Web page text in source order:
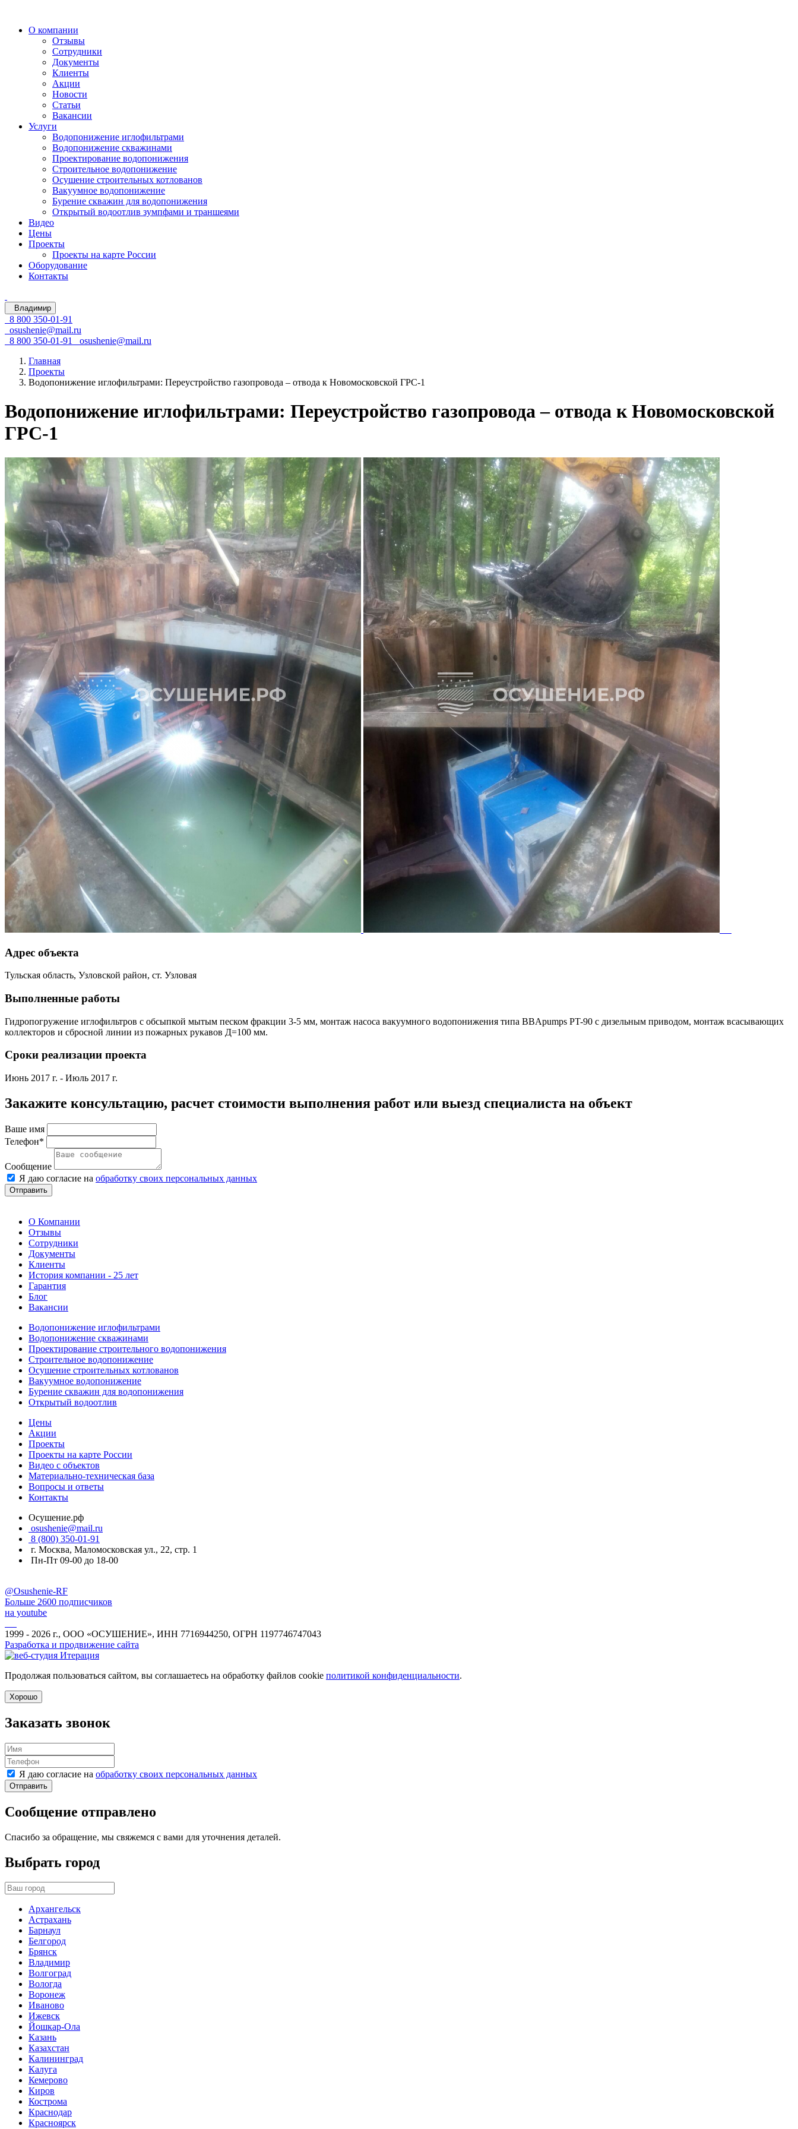
О компании
Отзывы
Сотрудники
Документы
Клиенты
Акции
Новости
Статьи
Вакансии
Услуги
Водопонижение иглофильтрами
Водопонижение скважинами
Проектирование водопонижения
Строительное водопонижение
Осушение строительных котлованов
Вакуумное водопонижение
Бурение скважин для водопонижения
Открытый водоотлив зумпфами и траншеями
Видео
Цены
Проекты
Проекты на карте России
Оборудование
Контакты
Владимир
8 800 350-01-91
osushenie@mail.ru
8 800 350-01-91
osushenie@mail.ru
Главная
Проекты
Водопонижение иглофильтрами: Переустройство газопровода – отвода к Новомосковской ГРС-1
Водопонижение иглофильтрами: Переустройство газопровода – отвода к Новомосковской
ГРС-1
Адрес объекта
Тульская область, Узловской район, ст. Узловая
Выполненные работы
Гидропогружение иглофильтров с обсыпкой мытым песком фракции 3-5 мм, монтаж насоса вакуумного водопонижения типа BBApumps PT-90 с дизельным приводом, монтаж всасывающих
коллекторов и сбросной линии из пожарных рукавов Д=100 мм.
Сроки реализации проекта
Июнь 2017 г. - Июль 2017 г.
Закажите консультацию, расчет стоимости выполнения работ или выезд специалиста на объект
Ваше имя
Телефон*
Сообщение
Я даю согласие на обработку своих персональных данных
Отправить
О Компании
Отзывы
Сотрудники
Документы
Клиенты
История компании - 25 лет
Гарантия
Блог
Вакансии
Водопонижение иглофильтрами
Водопонижение скважинами
Проектирование строительного водопонижения
Строительное водопонижение
Осушение строительных котлованов
Вакуумное водопонижение
Бурение скважин для водопонижения
Открытый водоотлив
Цены
Акции
Проекты
Проекты на карте России
Видео с объектов
Материально-техническая база
Вопросы и ответы
Контакты
Осушение.рф
osushenie@mail.ru
8 (800) 350-01-91
г. Москва, Маломосковская ул., 22, стр. 1
Пн-Пт 09-00 до 18-00
@Osushenie-RF
Больше 2600 подписчиков
на youtube
1999 - 2026 г., ООО «ОСУШЕНИЕ», ИНН 7716944250, ОГРН 1197746747043
Разработка и продвижение сайта
Продолжая пользоваться сайтом, вы соглашаетесь на обработку файлов cookie политикой конфиденциальности.
Хорошо
Заказать звонок
Я даю согласие на обработку своих персональных данных
Отправить
Сообщение отправлено
Спасибо за обращение, мы свяжемся с вами для уточнения деталей.
Выбрать город
Архангельск
Астрахань
Барнаул
Белгород
Брянск
Владимир
Волгоград
Вологда
Воронеж
Иваново
Ижевск
Йошкар-Ола
Казань
Казахстан
Калининград
Калуга
Кемерово
Киров
Кострома
Краснодар
Красноярск